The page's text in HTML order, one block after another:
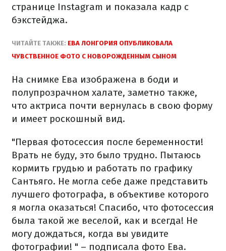
странице Instagram и показала кадр с
бэкстейджа.
ЧИТАЙТЕ ТАКЖЕ: ЕВА ЛОНГОРИЯ ОПУБЛИКОВАЛА
ЧУВСТВЕННОЕ ФОТО С НОВОРОЖДЕННЫМ СЫНОМ
На снимке Ева изображена в боди и
полупрозрачном халате, заметно также,
что актриса почти вернулась в свою форму
и имеет роскошный вид.
"Первая фотосессия после беременности!
Врать не буду, это было трудно. Пытаюсь
кормить грудью и работать по графику
Сантьяго. Не могла себе даже представить
лучшего фотографа, в объективе которого
я могла оказаться! Спасибо, что фотосессия
была такой же веселой, как и всегда! Не
могу дождаться, когда вы увидите
фотографии! " – подписала фото Ева.